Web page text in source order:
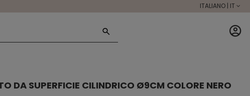
ITALIANO | IT
DA SUPERFICIE CILINDRICO Ø9CM COLORE NERO